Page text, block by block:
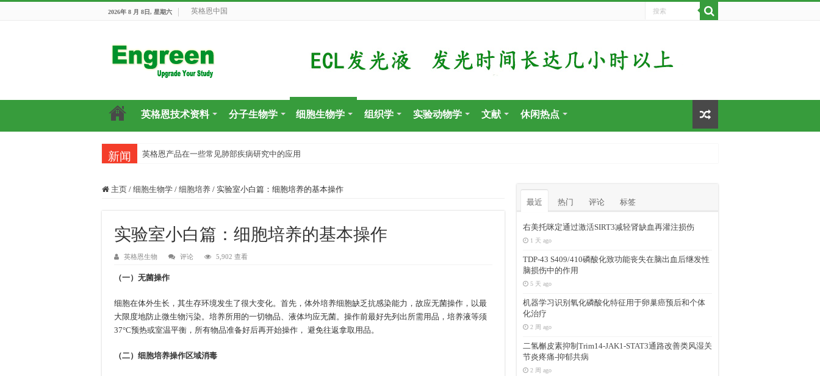
2026年 8 月 8日, 星期六 英格恩中国
英格恩技术资料 分子生物学 细胞生物学 组织学 实验动物学 文献 休闲热点
新闻 英格恩产品在一些常见肺部疾病研究中的应用
主页 / 细胞生物学 / 细胞培养 / 实验室小白篇：细胞培养的基本操作
实验室小白篇：细胞培养的基本操作
英格恩生物 评论 5,902 查看
（一）无菌操作
细胞在体外生长，其生存环境发生了很大变化。首先，体外培养细胞缺乏抗感染能力，故应无菌操作，以最
大限度地防止微生物污染。培养所用的一切物品、液体均应无菌。操作前最好先列出所需用品，培养液等须
37°C预热或室温平衡，所有物品准备好后再开始操作， 避免往返拿取用品。
（二）细胞培养操作区域消毒
最近 热门 评论 标签
右美托咪定通过激活SIRT3减轻肾缺血再灌注损伤
1 天 ago
TDP-43 S409/410磷酸化致功能丧失在脑出血后继发性
脑损伤中的作用
5 天 ago
机器学习识别氧化磷酸化特征用于卵巢癌预后和个体
化治疗
2 周 ago
二氢槲皮素抑制Trim14-JAK1-STAT3通路改善类风湿关
节炎疼痛-抑郁共病
2 周 ago